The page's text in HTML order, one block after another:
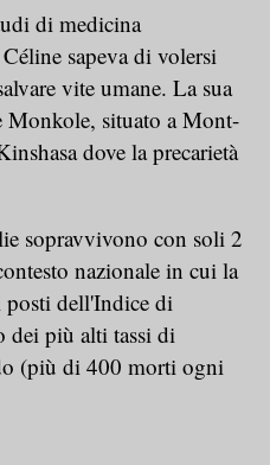
di medicina
sapeva di volersi
vite umane. La sua
Monkole, situato a Mont-
dove la precarietà
sopravvivono con soli 2
nazionale in cui la
dell'Indice di
dei più alti tassi di
(più di 400 morti ogni